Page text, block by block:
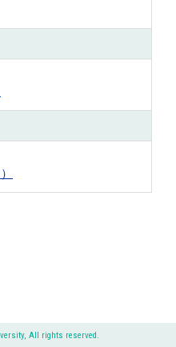
All rights reserved.